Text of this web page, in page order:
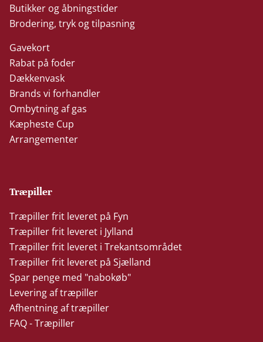
Butikker og åbningstider
Brodering, tryk og tilpasning
Gavekort
Rabat på foder
Dækkenvask
Brands vi forhandler
Ombytning af gas
Kæpheste Cup
Arrangementer
Træpiller
Træpiller frit leveret på Fyn
Træpiller frit leveret i Jylland
Træpiller frit leveret i Trekantsområdet
Træpiller frit leveret på Sjælland
Spar penge med "nabokøb"
Levering af træpiller
Afhentning af træpiller
FAQ - Træpiller